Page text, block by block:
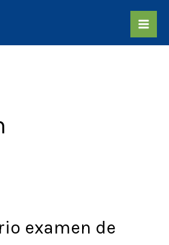
examen de